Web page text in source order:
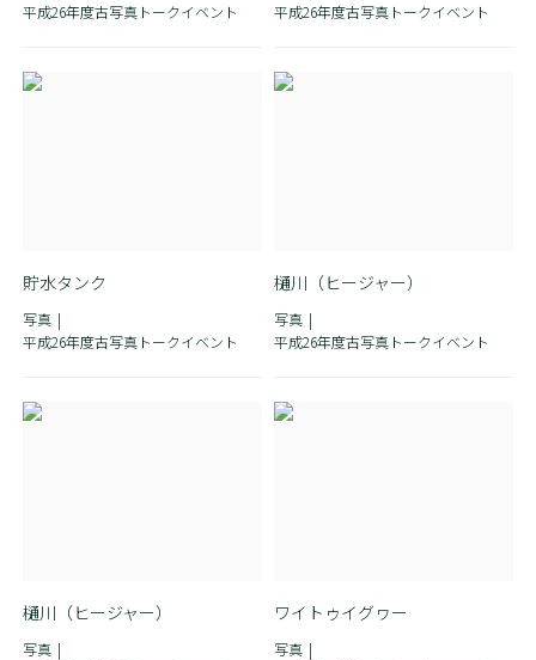
平成26年度古写真トークイベント
平成26年度古写真トークイベント
貯水タンク
写真
平成26年度古写真トークイベント
樋川（ヒージャー）
写真
平成26年度古写真トークイベント
樋川（ヒージャー）
写真
ワイトゥイグヮー
写真